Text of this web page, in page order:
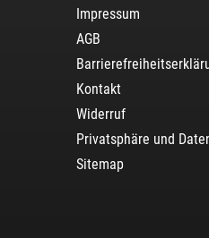
Impressum
AGB
Kontakt
Widerruf
Privatsphäre und
Sitemap